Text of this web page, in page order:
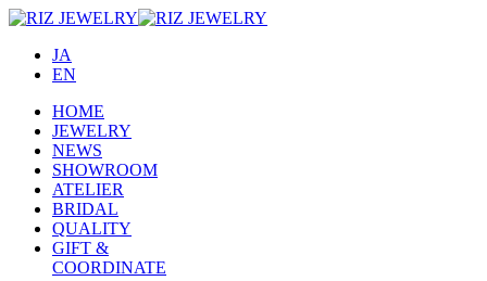
JA
EN
HOME
JEWELRY
NEWS
SHOWROOM
ATELIER
BRIDAL
QUALITY
GIFT &
COORDINATE